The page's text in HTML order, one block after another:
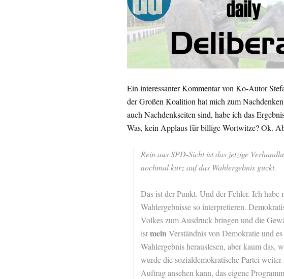
Ein interessanter Kommentar von Ko-Autor
der Großen Koalition hat mich zum
auch Nachdenkseiten sind, habe ich das
Was, kein Applaus für billige Wortwitze? Ok.
Rein aus SPD-Sicht ist das jetzige
nochmal kurz auf das Wahlergebnis guckt.
Das ist der Punkt. Und der Fehler. Ich habe
Wahlergebnisse so interpretieren.
Volkes zum Ausdruck bringen und die
istmeinVerständnis von Demokratie und
Wahlergebnis herauslesen, aber kaum das,
wurde die sozialdemokratische Partei
Auftrag ansehen kann, das eigene